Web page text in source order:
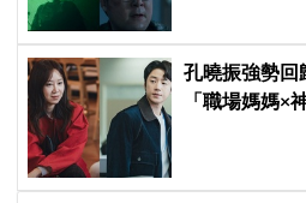
孔曉振強勢回
「職場媽媽×